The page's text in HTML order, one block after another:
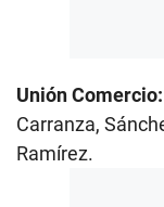
Unión Comercio:
Carranza,
Ramírez.